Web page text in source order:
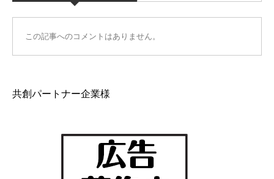
この記事へのコメントはありません。
共創パートナー企業様